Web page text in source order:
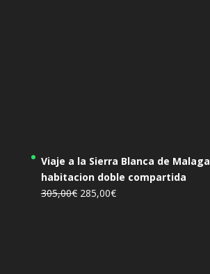
Viaje a la Sierra Blanca de Malaga
habitacion doble compartida
305,00€ El
285,00€El